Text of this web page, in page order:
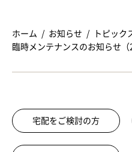
ホーム お知らせ
トピック
臨時メンテナンスのお知らせ（
宅配をご検討の方